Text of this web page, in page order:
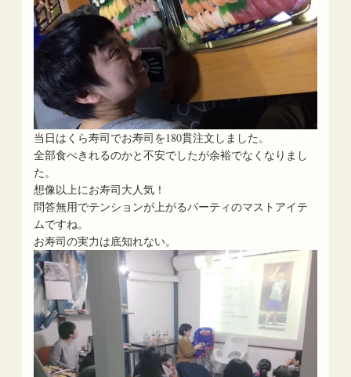
当日はくら寿司でお寿司を180貫注文しました。
全部食べきれるのかと不安でしたが余裕でなくなりまし
た。
想像以上にお寿司大人気！
問答無用でテンションが上がるパーティのマストアイテ
ムですね。
お寿司の実力は底知れない。